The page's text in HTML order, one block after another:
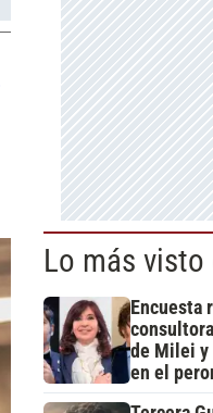
Lo más visto
Encuesta
de Milei y
en el